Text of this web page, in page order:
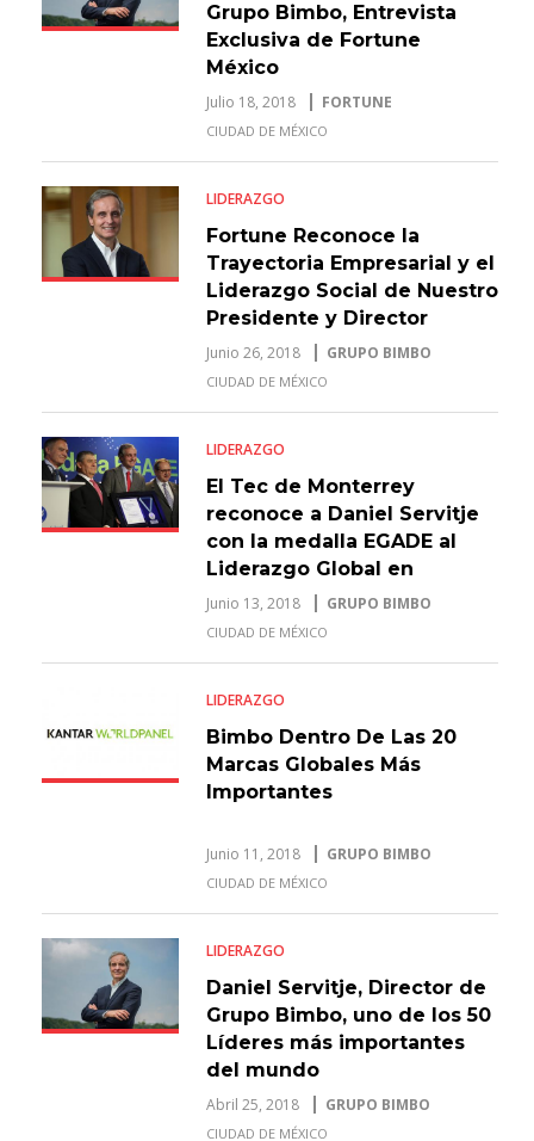
Grupo Bimbo, Entrevista
Exclusiva de Fortune
México
Julio 18, 2018 FORTUNE
CIUDAD DE MÉXICO
LIDERAZGO
Fortune Reconoce la
Trayectoria Empresarial y el
Liderazgo Social de Nuestro
Presidente y Director
General, Daniel Servitje
Junio 26, 2018 GRUPO BIMBO
CIUDAD DE MÉXICO
LIDERAZGO
El Tec de Monterrey
reconoce a Daniel Servitje
con la medalla EGADE al
Liderazgo Global en
Negocios
Junio 13, 2018 GRUPO BIMBO
CIUDAD DE MÉXICO
LIDERAZGO
Bimbo Dentro De Las 20
Marcas Globales Más
Importantes
Junio 11, 2018 GRUPO BIMBO
CIUDAD DE MÉXICO
LIDERAZGO
Daniel Servitje, Director de
Grupo Bimbo, uno de los 50
Líderes más importantes
del mundo
Abril 25, 2018 GRUPO BIMBO
CIUDAD DE MÉXICO